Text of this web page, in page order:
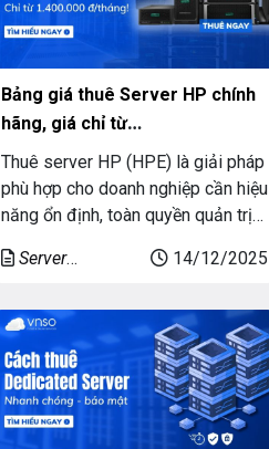
Bảng giá thuê Server HP chính
hãng, giá chỉ từ
1.400.000đ/tháng
Thuê server HP (HPE) là giải pháp
phù hợp cho doanh nghiệp cần hiệu
năng ổn định, toàn quyền quản trị
đầu tư ban đầu lớn. Với các gói mở
cấp, bảng giá thuê server HP có
mức giá khởi […]
Server
chủ riêng)
14/12/2025